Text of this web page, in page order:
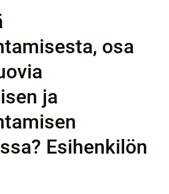
osa
ja
Esihenkilön